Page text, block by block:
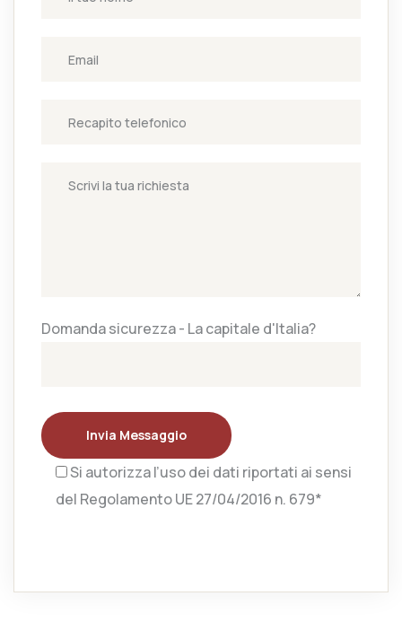
Domanda sicurezza - La capitale d'Italia?
Invia Messaggio
Si autorizza l’uso dei dati riportati ai sensi
del Regolamento UE 27/04/2016 n. 679*